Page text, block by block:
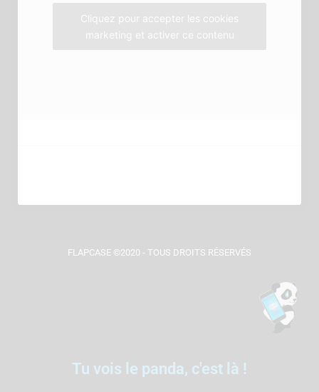
m
Cliquez pour accepter les cookies
marketing et activer ce contenu
FLAPCASE ©2020 - TOUS DROITS RÉSERVÉS
Tu vois le panda, c'est là !